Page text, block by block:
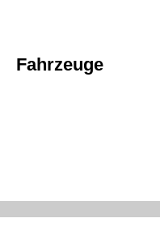
Fahrzeuge